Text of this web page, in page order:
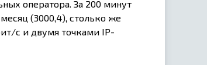
оператора. За 200 минут
(3000,4), столько же
с и двумя точками IP-